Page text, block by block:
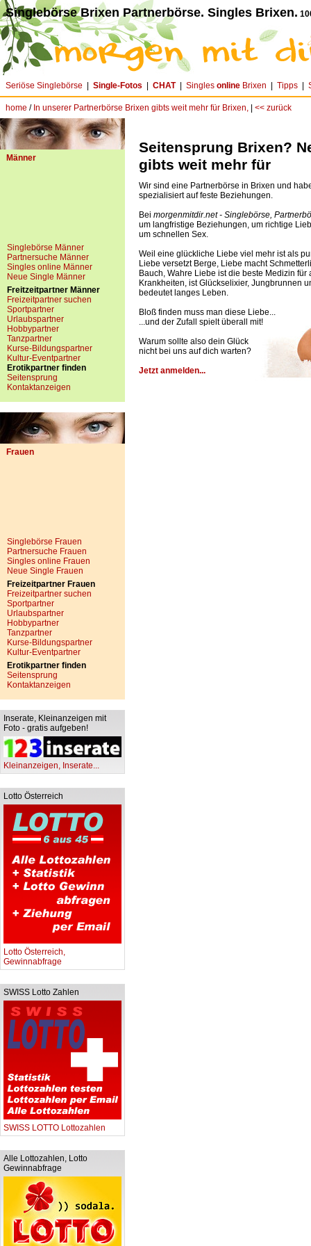
Singlebörse Brixen Partnerbörse. Singles Brixen.
Seriöse Singlebörse Single-Fotos CHAT| Singles online Brixen Tipps
home / In unserer Partnerbörse Brixen gibts weit mehr für Brixen, << zurück
Männer
Singlebörse Männer
Partnersuche Männer
Singles online Männer
Neue Single Männer
Freitzeitpartner Männer
Freizeitpartner suchen
Sportpartner
Urlaubspartner
Hobbypartner
Tanzpartner
Kurse-Bildungspartner
Kultur-Eventpartner
Erotikpartner finden
Seitensprung
Kontaktanzeigen
Frauen
Singlebörse Frauen
Partnersuche Frauen
Singles online Frauen
Neue Single Frauen
Freizeitpartner Frauen
Freizeitpartner suchen
Sportpartner
Urlaubspartner
Hobbypartner
Tanzpartner
Kurse-Bildungspartner
Kultur-Eventpartner
Erotikpartner finden
Seitensprung
Kontaktanzeigen
Inserate, Kleinanzeigen mit
Foto - gratis aufgeben!
Kleinanzeigen, Inserate...
Lotto Österreich
Lotto Österreich,
Gewinnabfrage
SWISS Lotto Zahlen
SWISS LOTTO Lottozahlen
Alle Lottozahlen, Lotto
Gewinnabfrage
Seitensprung Brixen?
gibts weit mehr für
Wir sind eine Partnerbörse in Brixen und
spezialisiert auf feste Beziehungen.
Bei morgenmitdir.net - Singlebörse,
um langfristige Beziehungen, um richtige
um schnellen Sex.
Weil eine glückliche Liebe viel mehr ist als
Liebe versetzt Berge, Liebe macht
Bauch, Wahre Liebe ist die beste Medizin für
Krankheiten, ist Glückselixier, Jungbrunnen
bedeutet langes Leben.
Bloß finden muss man diese Liebe...
...und der Zufall spielt überall mit!
Warum sollte also dein Glück
nicht bei uns auf dich warten?
Jetzt anmelden...